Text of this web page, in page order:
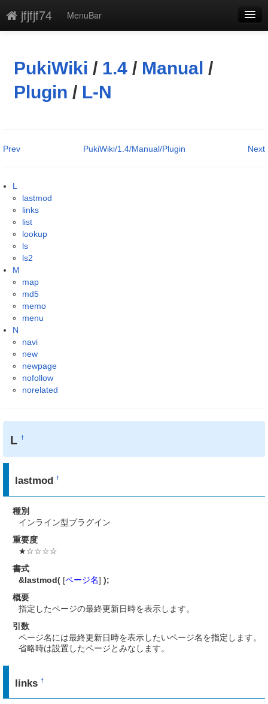
jfjfjf74
MenuBar
添付
凍結解除
PukiWiki / 1.4 / Manual /
Plugin / L-N
Prev Next
PukiWiki/1.4/Manual/Plugin
L
lastmod
links
list
lookup
ls
ls2
M
map
md5
memo
menu
N
navi
new
newpage
nofollow
norelated
L†
lastmod†
種別
インライン型プラグイン
重要度
★☆☆☆☆
書式
&lastmod( [ページ名] );
概要
指定したページの最終更新日時を表示します。
引数
ページ名には最終更新日時を表示したいページ名を指定します。
省略時は設置したページとみなします。
links†